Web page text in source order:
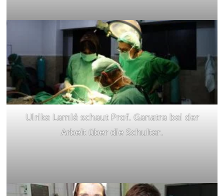
Ulrike Lamlé schaut Prof. Ganatra bei der
Arbeit über die Schulter.